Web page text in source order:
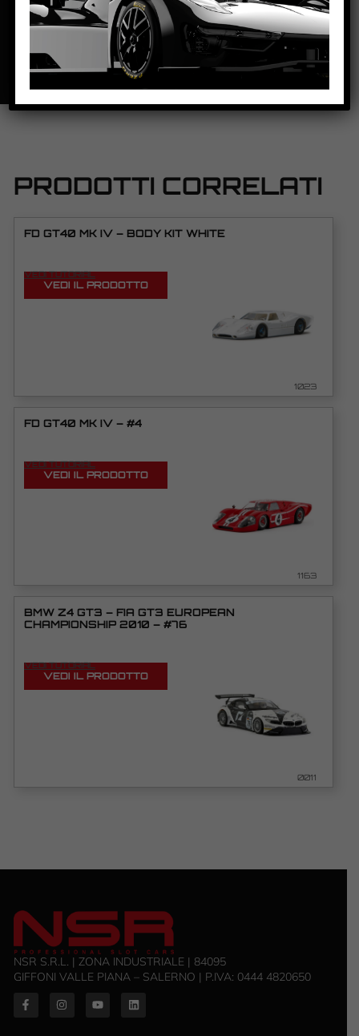
SCHEDA TECNICA
PRODOTTI CORRELATI
FD GT40 MK IV – BODY KIT WHITE
VEDI TUTORIAL
VEDI IL PRODOTTO
1023
FD GT40 MK IV – #4
VEDI TUTORIAL
VEDI IL PRODOTTO
1163
BMW Z4 GT3 – FIA GT3 EUROPEAN
CHAMPIONSHIP 2010 – #76
VEDI TUTORIAL
VEDI IL PRODOTTO
0011
NSR S.R.L. | ZONA INDUSTRIALE | 84095
GIFFONI VALLE PIANA – SALERNO | P.IVA: ‭0444 4820650‬